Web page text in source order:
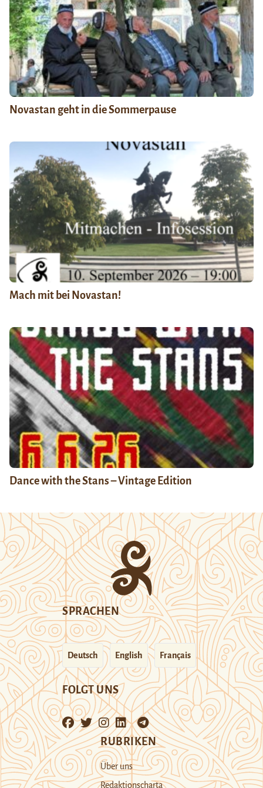
Novastan geht in die Sommerpause
Mach mit bei Novastan!
Dance with the Stans – Vintage Edition
SPRACHEN
Deutsch English Français
FOLGT UNS
RUBRIKEN
Über uns
Redaktionscharta